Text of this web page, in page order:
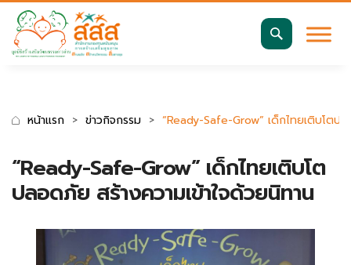
มาตรฐานการเข้าถึงเว็บ WCAG 2.2 AA
หน้าแรก ข่าวกิจกรรม “Ready-Safe-Grow” เด็กไทยเติบโตป
“Ready-Safe-Grow” เด็กไทยเติบโต
ปลอดภัย สร้างความเข้าใจด้วยนิทาน